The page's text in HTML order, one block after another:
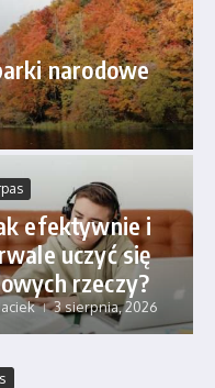
narodowe
efektywnie i
uczyć się
rzeczy?
3 sierpnia, 2026